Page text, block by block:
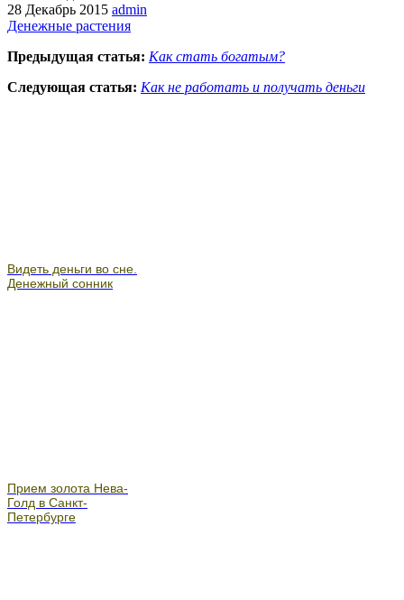
28 Декабрь 2015 admin
Денежные растения
Предыдущая статья: Как стать богатым?
Следующая статья: Как не работать и получать деньги
Видеть деньги во сне.
Денежный сонник
Прием золота Нева-
Голд в Санкт-
Петербурге